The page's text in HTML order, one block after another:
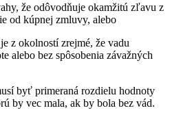
že odôvodňuje okamžitú zľavu z
od kúpnej zmluvy, alebo
z okolností zrejmé, že vadu
alebo bez spôsobenia závažných
byť primeraná rozdielu hodnoty
by vec mala, ak by bola bez vád.